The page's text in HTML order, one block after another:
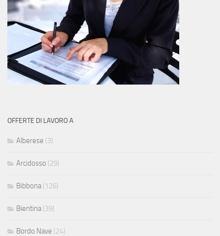
OFFERTE DI LAVORO A
Alberese (3)
Arcidosso (29)
Bibbona (126)
Bientina (39)
Bordo Nave (24)